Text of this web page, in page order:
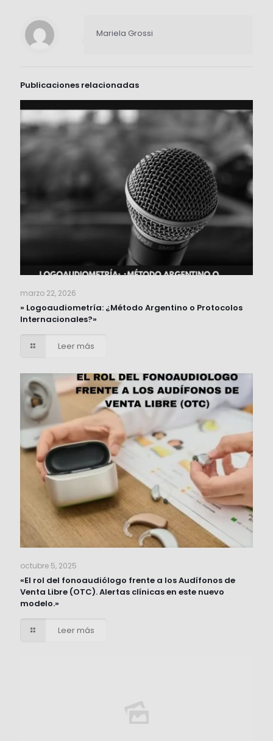
Mariela Grossi
Publicaciones relacionadas
marzo 22, 2026
» Logoaudiometría: ¿Método Argentino o Protocolos
Internacionales?»
Leer más
octubre 5, 2025
«El rol del fonoaudiólogo frente a los Audífonos de
Venta Libre (OTC). Alertas clínicas en este nuevo
modelo.»
Leer más